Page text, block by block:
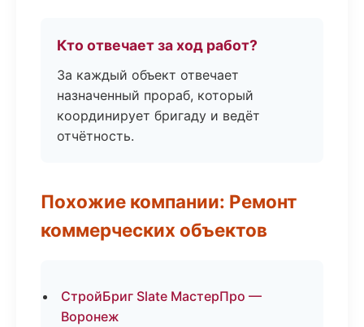
Кто отвечает за ход работ?
За каждый объект отвечает
назначенный прораб, который
координирует бригаду и ведёт
отчётность.
Похожие компании: Ремонт
коммерческих объектов
СтройБриг Slate МастерПро —
Воронеж